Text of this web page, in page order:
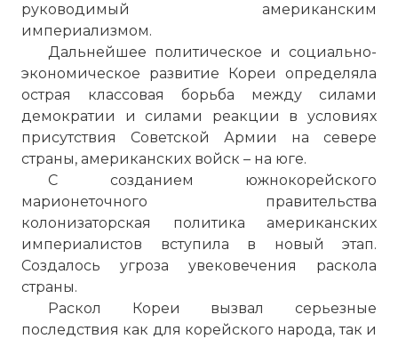
руководимый американским
империализмом.
Дальнейшее политическое и социально-
экономическое развитие Кореи определяла
острая классовая борьба между силами
демократии и силами реакции в условиях
присутствия Советской Армии на севере
страны, американских войск – на юге.
С созданием южнокорейского
марионеточного правительства
колонизаторская политика американских
империалистов вступила в новый этап.
Создалось угроза увековечения раскола
страны.
Раскол Кореи вызвал серьезные
последствия как для корейского народа, так и